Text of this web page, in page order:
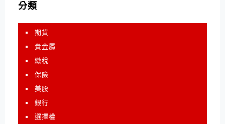
分類
期貨
貴金屬
繳稅
保險
美股
銀行
選擇權